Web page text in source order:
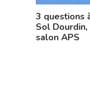
3 questions
Sol
salon APS